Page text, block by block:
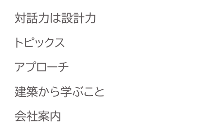
対話力は設計力
トピックス
アプローチ
建築から学ぶこと
会社案内